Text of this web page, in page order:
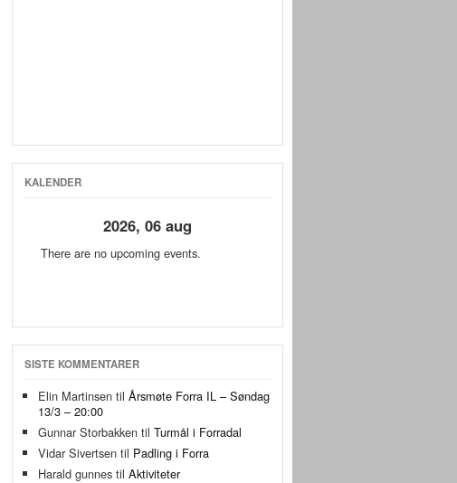
KALENDER
2026, 06 aug
There are no upcoming events.
SISTE KOMMENTARER
Elin Martinsentil Årsmøte Forra IL – Søndag
13/3 – 20:00
Gunnar Storbakkentil Turmål i Forradal
Vidar Sivertsentil Padling i Forra
Harald gunnestil Aktiviteter